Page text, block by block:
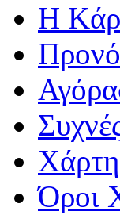
Η
Όροι